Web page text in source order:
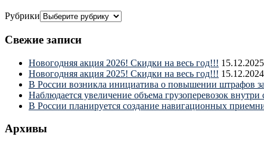
Рубрики
Свежие записи
Новогодняя акция 2026! Скидки на весь год!!! 15.12.2025
Новогодняя акция 2025! Скидки на весь год!!! 15.12.2024
В России возникла инициатива о повышении штрафов
Наблюдается увеличение объема грузоперевозок внутри
В России планируется создание навигационных
Архивы